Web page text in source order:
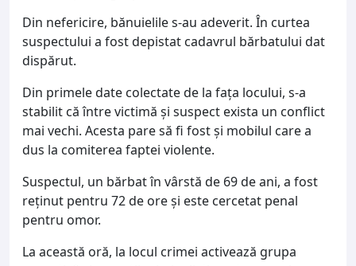
Din nefericire, bănuielile s-au adeverit. În curtea
suspectului a fost depistat cadavrul bărbatului dat
dispărut.
Din primele date colectate de la fața locului, s-a
stabilit că între victimă și suspect exista un conflict
mai vechi. Acesta pare să fi fost și mobilul care a
dus la comiterea faptei violente.
Suspectul, un bărbat în vârstă de 69 de ani, a fost
reținut pentru 72 de ore și este cercetat penal
pentru omor.
La această oră, la locul crimei activează grupa